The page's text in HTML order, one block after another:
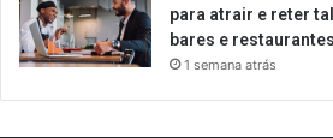
para atrair e reter
bares e restaurantes
1 semana atrás